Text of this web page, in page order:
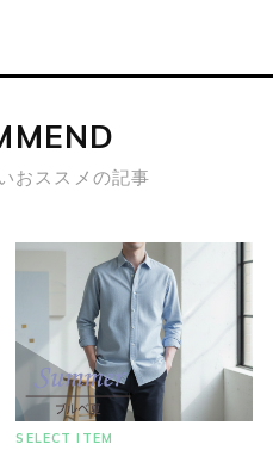
おススメの記事
SELECT ITEM